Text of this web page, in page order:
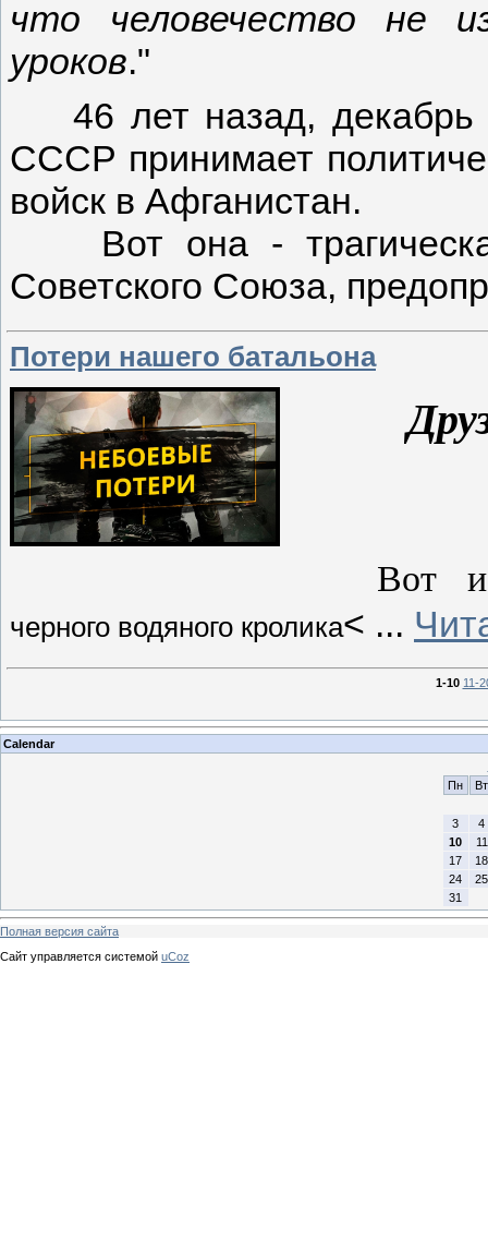
что человечество не
уроков."
46 лет назад, декабрь
СССР принимает
войск в Афганистан.
Вот она -
Советского Союза,
Потери нашего батальона
Вот
черного водяного кролика< ...
1-10 11-
Calendar
Пн
Вт
3
4
10
11
17
18
24
25
31
Полная версия сайта
Сайт управляется системой uCoz